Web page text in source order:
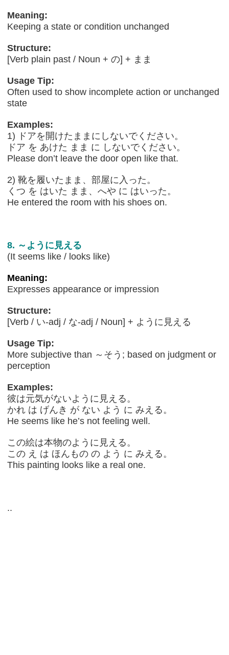
Meaning:
Keeping a state or condition unchanged
Structure:
[Verb plain past / Noun + の] + まま
Usage Tip:
Often used to show incomplete action or unchanged
state
Examples:
1) ドアを開けたままにしないでください。
ドア を あけた まま に しないでください。
Please don’t leave the door open like that.
2) 靴を履いたまま、部屋に入った。
くつ を はいた まま、へや に はいった。
He entered the room with his shoes on.
8. ～ように見える
(It seems like / looks like)
Meaning:
Expresses appearance or impression
Structure:
[Verb / い-adj / な-adj / Noun] + ように見える
Usage Tip:
More subjective than ～そう; based on judgment or
perception
Examples:
彼は元気がないように見える。
かれ は げんき が ない よう に みえる。
He seems like he’s not feeling well.
この絵は本物のように見える。
この え は ほんもの の よう に みえる。
This painting looks like a real one.
..